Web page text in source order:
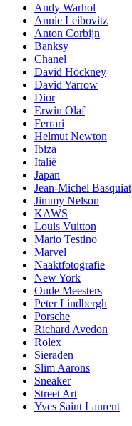
Andy Warhol
Annie Leibovitz
Anton Corbijn
Banksy
Chanel
David Hockney
David Yarrow
Dior
Erwin Olaf
Ferrari
Helmut Newton
Ibiza
Italië
Japan
Jean-Michel Basquiat
Jimmy Nelson
KAWS
Louis Vuitton
Mario Testino
Marvel
Naaktfotografie
New York
Oude Meesters
Peter Lindbergh
Porsche
Richard Avedon
Rolex
Sieraden
Slim Aarons
Sneaker
Street Art
Yves Saint Laurent